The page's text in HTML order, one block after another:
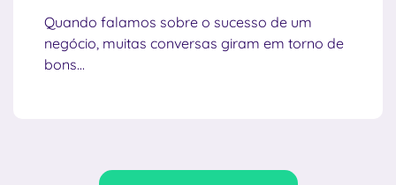
Quando falamos sobre o sucesso de um
negócio, muitas conversas giram em torno de
bons...